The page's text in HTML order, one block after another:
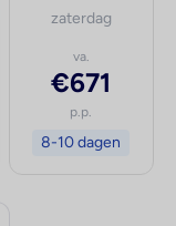
zaterdag
va.
€671
p.p.
8-10 dagen